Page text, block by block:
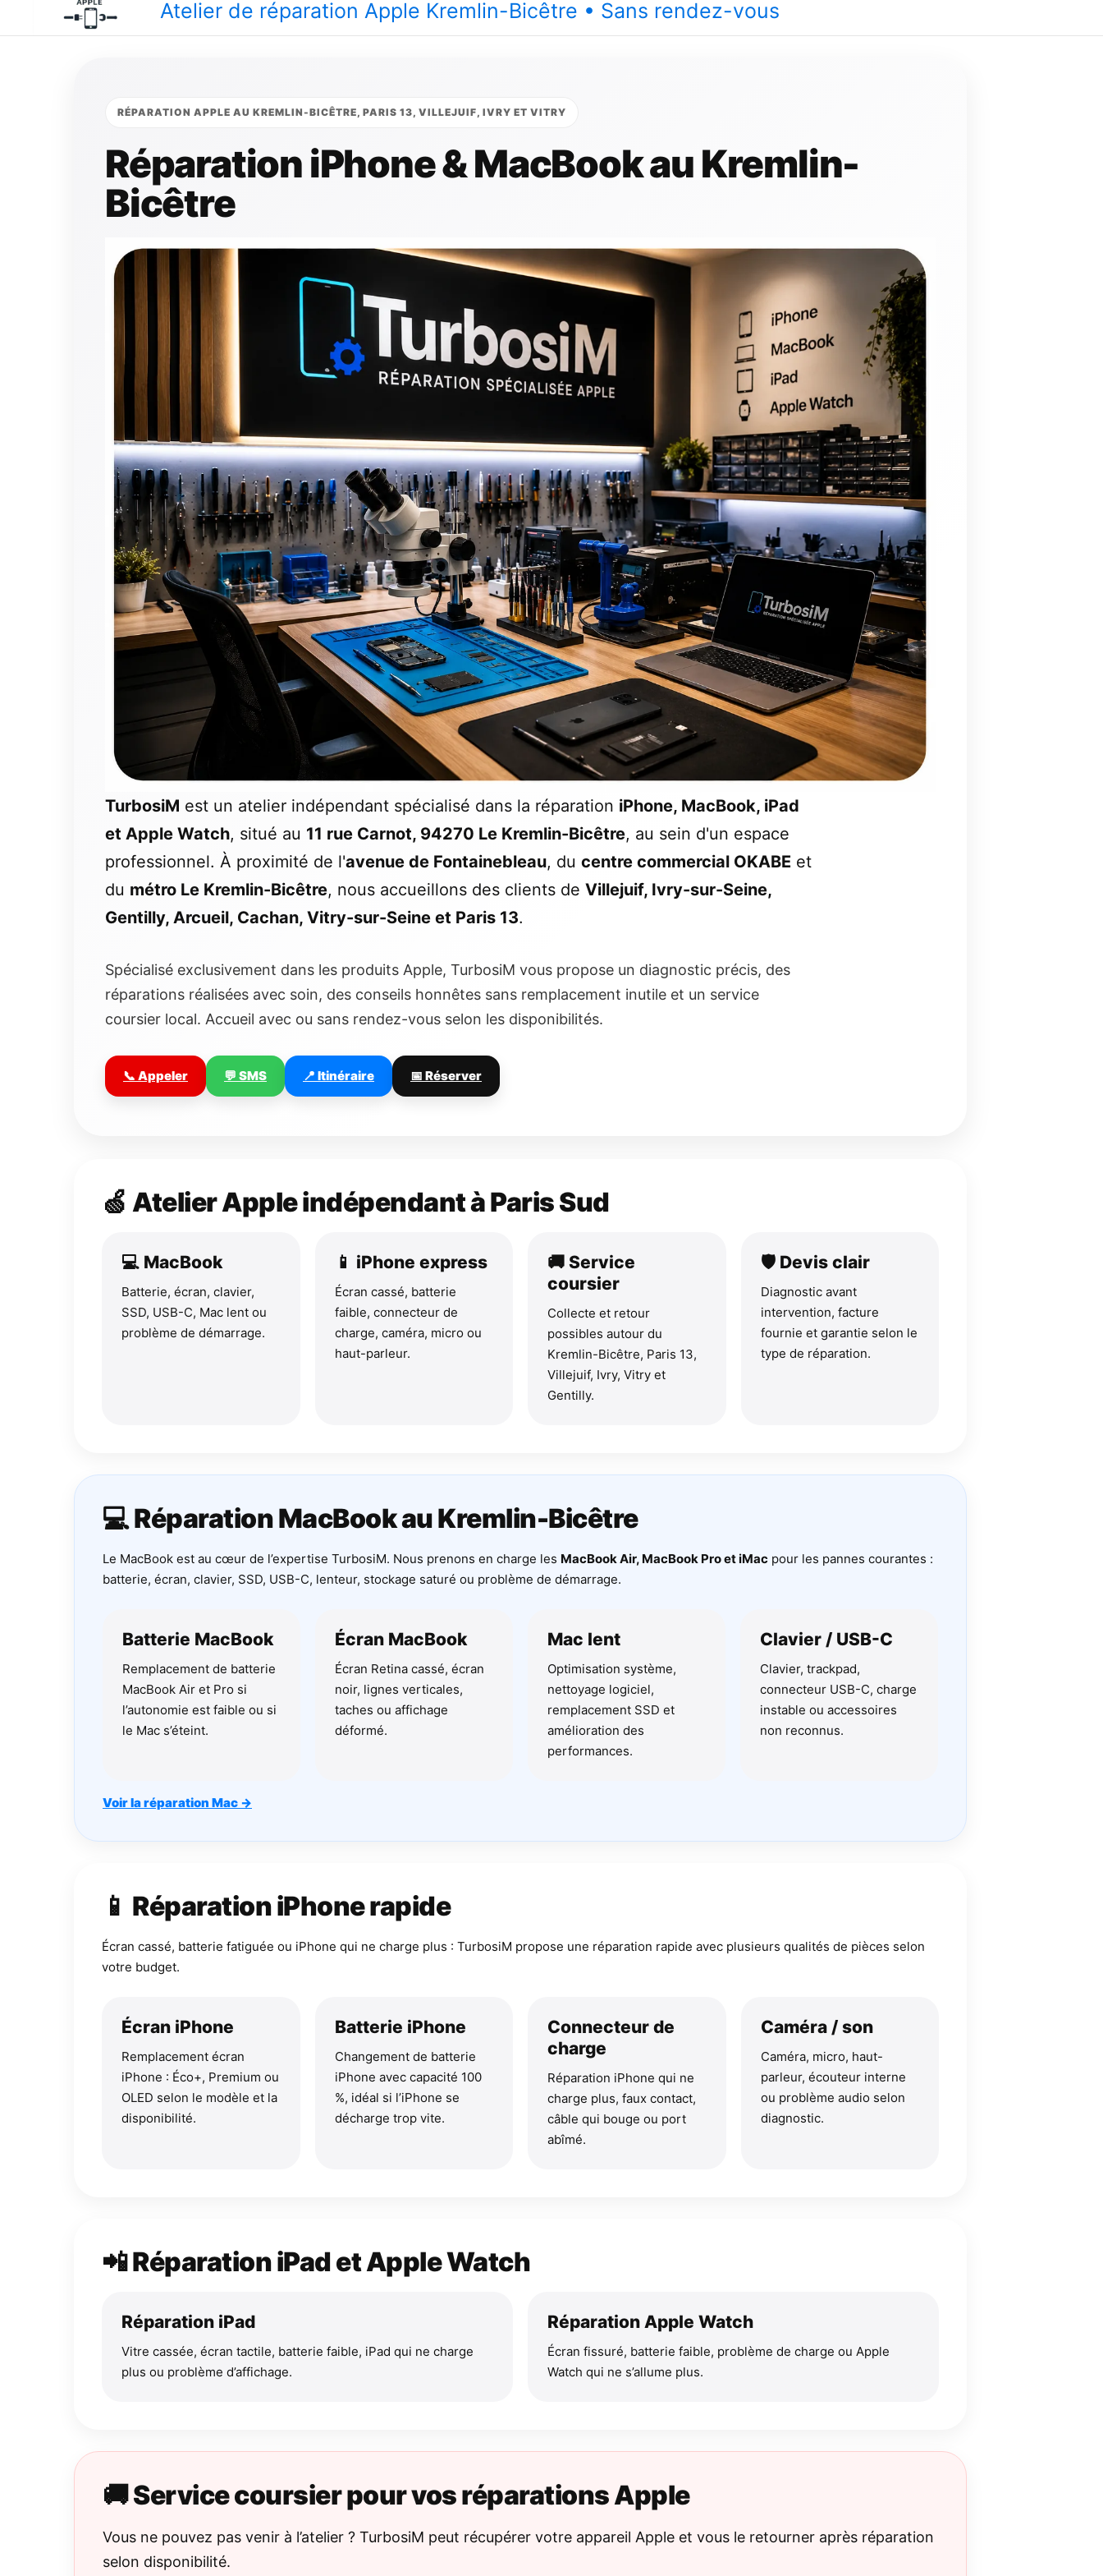
Atelier de réparation Apple Kremlin-Bicêtre • Sans rendez-vous
RÉPARATION APPLE AU KREMLIN-BICÊTRE, PARIS 13, VILLEJUIF, IVRY ET VITRY
Réparation iPhone & MacBook au Kremlin-
Bicêtre
TurbosiM est un atelier indépendant spécialisé dans la réparation iPhone, MacBook, iPad
et Apple Watch, situé au 11 rue Carnot, 94270 Le Kremlin-Bicêtre, au sein d'un espace
professionnel. À proximité de l'avenue de Fontainebleau, du centre commercial OKABE et
du métro Le Kremlin-Bicêtre, nous accueillons des clients de Villejuif, Ivry-sur-Seine,
Gentilly, Arcueil, Cachan, Vitry-sur-Seine et Paris 13.
Spécialisé exclusivement dans les produits Apple, TurbosiM vous propose un diagnostic précis, des
réparations réalisées avec soin, des conseils honnêtes sans remplacement inutile et un service
coursier local. Accueil avec ou sans rendez-vous selon les disponibilités.
📞 Appeler 💬 SMS 📍 Itinéraire 📅 Réserver
🍏 Atelier Apple indépendant à Paris Sud
💻 MacBook
Batterie, écran, clavier,
SSD, USB-C, Mac lent ou
problème de démarrage.
📱 iPhone express
Écran cassé, batterie
faible, connecteur de
charge, caméra, micro ou
haut-parleur.
🚚 Service
coursier
Collecte et retour
possibles autour du
Kremlin-Bicêtre, Paris 13,
Villejuif, Ivry, Vitry et
Gentilly.
🛡 Devis clair
Diagnostic avant
intervention, facture
fournie et garantie selon le
type de réparation.
💻 Réparation MacBook au Kremlin-Bicêtre
Le MacBook est au cœur de l’expertise TurbosiM. Nous prenons en charge les MacBook Air, MacBook Pro et iMac pour les pannes courantes :
batterie, écran, clavier, SSD, USB-C, lenteur, stockage saturé ou problème de démarrage.
Batterie MacBook
Remplacement de batterie
MacBook Air et Pro si
l’autonomie est faible ou si
le Mac s’éteint.
Écran MacBook
Écran Retina cassé, écran
noir, lignes verticales,
taches ou affichage
déformé.
Mac lent
Optimisation système,
nettoyage logiciel,
remplacement SSD et
amélioration des
performances.
Clavier / USB-C
Clavier, trackpad,
connecteur USB-C, charge
instable ou accessoires
non reconnus.
Voir la réparation Mac →
📱 Réparation iPhone rapide
Écran cassé, batterie fatiguée ou iPhone qui ne charge plus : TurbosiM propose une réparation rapide avec plusieurs qualités de pièces selon
votre budget.
Écran iPhone
Remplacement écran
iPhone : Éco+, Premium ou
OLED selon le modèle et la
disponibilité.
Batterie iPhone
Changement de batterie
iPhone avec capacité 100
%, idéal si l’iPhone se
décharge trop vite.
Connecteur de
charge
Réparation iPhone qui ne
charge plus, faux contact,
câble qui bouge ou port
abîmé.
Caméra / son
Caméra, micro, haut-
parleur, écouteur interne
ou problème audio selon
diagnostic.
📲 Réparation iPad et Apple Watch
Réparation iPad
Vitre cassée, écran tactile, batterie faible, iPad qui ne charge
plus ou problème d’affichage.
Réparation Apple Watch
Écran fissuré, batterie faible, problème de charge ou Apple
Watch qui ne s’allume plus.
🚚 Service coursier pour vos réparations Apple
Vous ne pouvez pas venir à l’atelier ? TurbosiM peut récupérer votre appareil Apple et vous le retourner après réparation
selon disponibilité.